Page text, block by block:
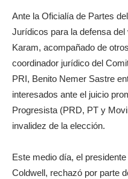
Ante la Oficialía de Partes
Jurídicos para la defensa
Karam, acompañado de
coordinador jurídico del
PRI, Benito Nemer Sastre
interesados ante el juicio
Progresista (PRD, PT y
invalidez de la elección.
Este medio día, el
Coldwell, rechazó por parte